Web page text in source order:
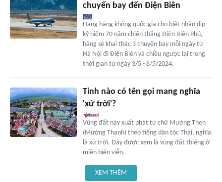
chuyến bay đến Điện Biên
Hãng hàng không quốc gia cho biết nhân dịp
kỷ niệm 70 năm chiến thắng Điện Biên Phủ,
hãng sẽ khai thác 3 chuyến bay mỗi ngày từ
Hà Nội đi Điện Biên và chiều ngược lại trong
thời gian từ ngày 3/5 - 8/5/2024.
Tỉnh nào có tên gọi mang nghĩa
'xứ trời'?
Vùng đất này xuất phát từ chữ Mường Then
(Mường Thanh) theo tiếng dân tộc Thái, nghĩa
là xứ trời. Đây được xem là vùng đất thiêng ở
miền biên viễn.
XEM THÊM